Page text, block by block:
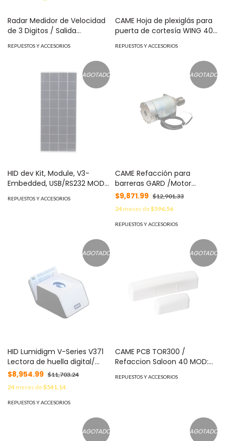
Radar Medidor de Velocidad
de 3 Digitos / Salida
Detección Exceso de
Velocidad / Integra con
Cámaras mod:X-RADAR1
REPUESTOS Y ACCESORIOS
CAME Hoja de plexiglás para
puerta de cortesía WING 40
10 mm / Producto bajo
pedido MOD: 001-PSWL90
REPUESTOS Y ACCESORIOS
AGOTADO
HID dev Kit, Module, V3-
Embedded, USB/RS232 MOD:
REPUESTOS Y ACCESORIOS
AGOTADO
CAME Refacción para
barreras GARD /Motor
eléctrico MOD: 119-RIG047
$9,871.99 $12,901.33
24meses de$596.56
REPUESTOS Y ACCESORIOS
AGOTADO
HID Lumidigm V-Series V371
Lectora de huella digital/
Multiespectral + iClass
/Doble Verificación MOD:
V371-00-01
$8,954.99 $11,703.24
24meses de$541.14
REPUESTOS Y ACCESORIOS
AGOTADO
CAME PCB TOR300 /
Refaccion Saloon 40 MOD:
REPUESTOS Y ACCESORIOS
AGOTADO AGOTADO